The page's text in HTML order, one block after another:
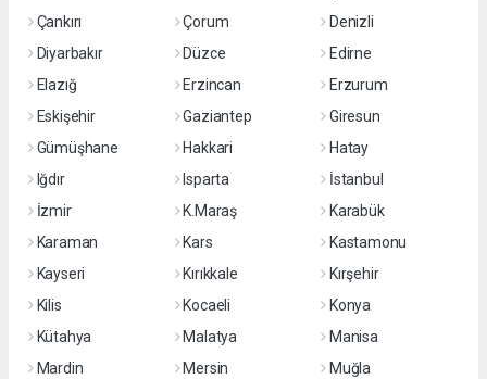
Çankırı
Çorum
Denizli
Diyarbakır
Düzce
Edirne
Elazığ
Erzincan
Erzurum
Eskişehir
Gaziantep
Giresun
Gümüşhane
Hakkari
Hatay
Iğdır
Isparta
İstanbul
İzmir
K.Maraş
Karabük
Karaman
Kars
Kastamonu
Kayseri
Kırıkkale
Kırşehir
Kilis
Kocaeli
Konya
Kütahya
Malatya
Manisa
Mardin
Mersin
Muğla